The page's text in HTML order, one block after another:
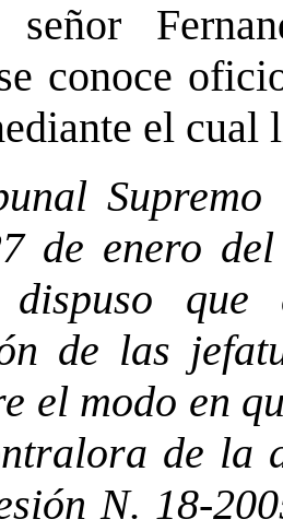
conoce
el
de enero
dispuso
de las
el modo en
de la
N. 18-